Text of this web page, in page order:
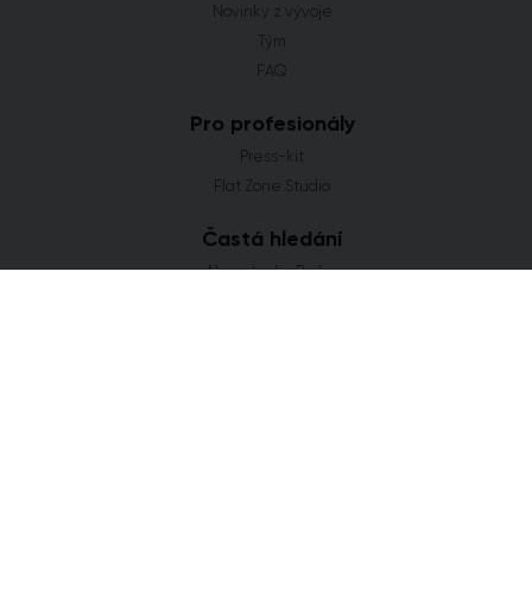
Novinky z vývoje
Tým
FAQ
Pro profesionály
Press-kit
Flat Zone Studio
Častá hledání
Novostavby Praha